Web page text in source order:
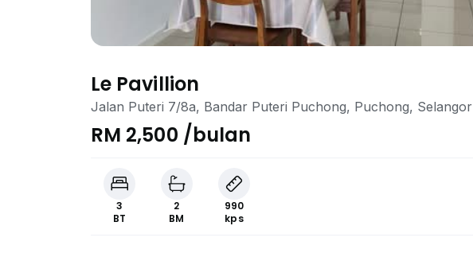
Le Pavillion
Jalan Puteri 7/8a, Bandar Puteri Puchong, Puchong, Selangor
RM 2,500 /bulan
3
BT
2
BM
990
kps